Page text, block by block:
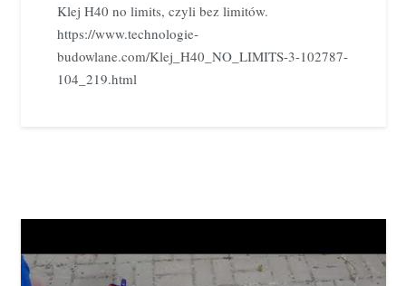
Klej H40 no limits, czyli bez limitów.
https://www.technologie-
budowlane.com/Klej_H40_NO_LIMITS-3-102787-
104_219.html